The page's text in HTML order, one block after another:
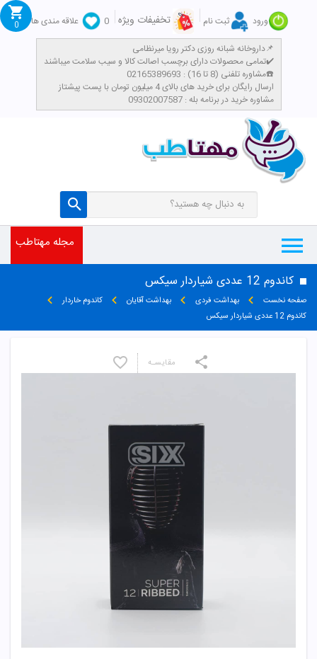
ورود ثبت نام تخفیفات ویژه 0
علاقه مندی ها
داروخانه شبانه روزی دکتر رویا میرنظامی📌
تمامی محصولات دارای برچسب اصالت کالا و سیب سلامت میباشند✔️
مشاوره تلفنی (8 تا 16) : 02165389693☎️
​ارسال رایگان برای خرید های بالای 4 میلیون تومان با پست پیشتاز
مشاوره خرید در برنامه بله : 09302007587
0
مجله مهتاطب
کاندوم 12 عددی شیاردار سیکس
صفحه نخست بهداشت فردی بهداشت آقایان
کاندوم خاردار
کاندوم 12 عددی شیاردار سیکس
مقایسـه